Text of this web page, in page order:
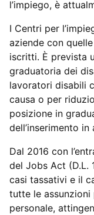
l’impiego, è
I Centri per
aziende con
iscritti. È prevista
graduatoria dei
lavoratori disabili
causa o per
posizione in
dell’inserimento in
Dal 2016 con
del Jobs Act (D.L.
casi tassativi e il
tutte le
personale,